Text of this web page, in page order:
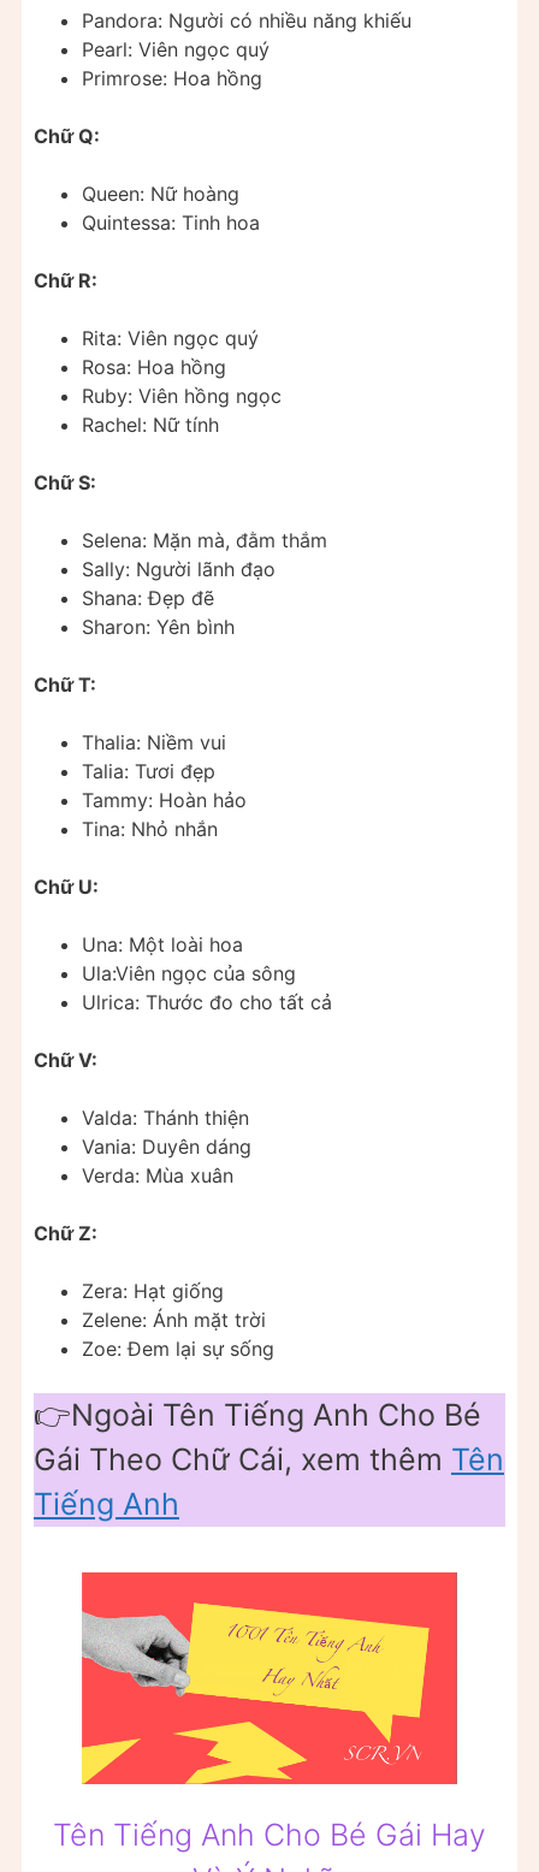
Pandora: Người có nhiều năng khiếu
Pearl: Viên ngọc quý
Primrose: Hoa hồng
Chữ Q:
Queen: Nữ hoàng
Quintessa: Tinh hoa
Chữ R:
Rita: Viên ngọc quý
Rosa: Hoa hồng
Ruby: Viên hồng ngọc
Rachel: Nữ tính
Chữ S:
Selena: Mặn mà, đằm thắm
Sally: Người lãnh đạo
Shana: Đẹp đẽ
Sharon: Yên bình
Chữ T:
Thalia: Niềm vui
Talia: Tươi đẹp
Tammy: Hoàn hảo
Tina: Nhỏ nhắn
Chữ U:
Una: Một loài hoa
Ula:Viên ngọc của sông
Ulrica: Thước đo cho tất cả
Chữ V:
Valda: Thánh thiện
Vania: Duyên dáng
Verda: Mùa xuân
Chữ Z:
Zera: Hạt giống
Zelene: Ánh mặt trời
Zoe: Đem lại sự sống
👉Ngoài Tên Tiếng Anh Cho Bé
Gái Theo Chữ Cái, xem thêm Tên
Tiếng Anh
Tên Tiếng Anh Cho Bé Gái Hay